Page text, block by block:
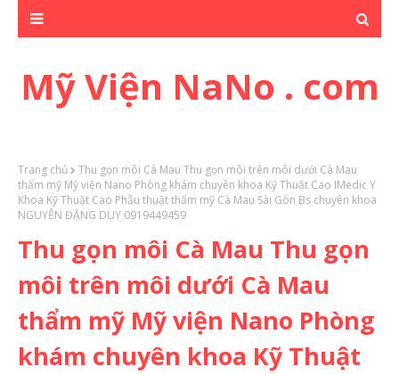
Mỹ Viện NaNo . com
Trang chủ
Thu gọn môi Cà Mau Thu gọn môi trên môi dưới Cà Mau
thẩm mỹ Mỹ viện Nano Phòng khám chuyên khoa Kỹ Thuật Cao IMedic Y
Khoa Kỹ Thuật Cao Phẫu thuật thẩm mỹ Cà Mau Sài Gòn Bs chuyên khoa
NGUYỄN ĐẶNG DUY 0919449459
Thu gọn môi Cà Mau Thu gọn
môi trên môi dưới Cà Mau
thẩm mỹ Mỹ viện Nano Phòng
khám chuyên khoa Kỹ Thuật